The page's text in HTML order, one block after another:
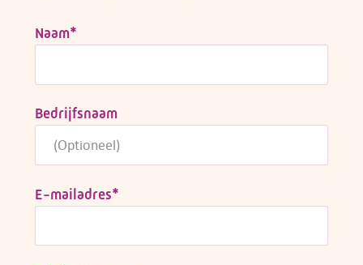
Naam*
Bedrijfsnaam
E-mailadres*